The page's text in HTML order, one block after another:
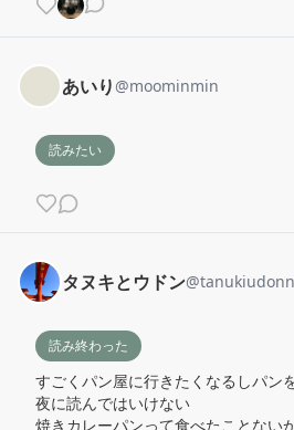
あいり @moominmin
読みたい
タヌキとウドン@tanukiudonn
読み終わった
すごくパン屋に行きたくなるしパン
夜に読んではいけない
焼きカレーパンって食べたことない